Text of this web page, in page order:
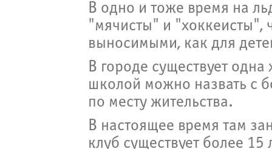
В одно и тоже время на
"мячисты" и "хоккеисты",
выносимыми, как для
В городе существует
школой можно назвать с
по месту жительства.
В настоящее время там
клуб существует более 15